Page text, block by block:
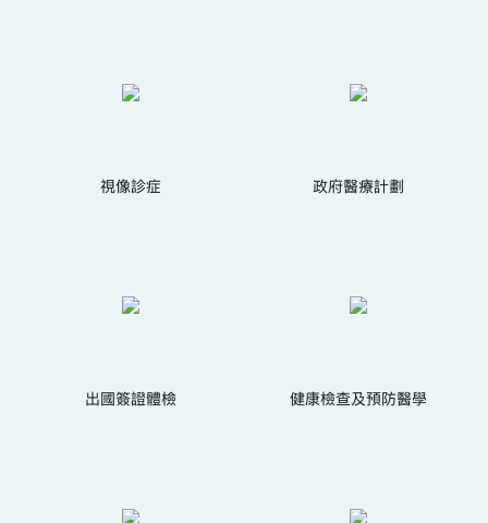
視像診症 政府醫療計劃
出國簽證體檢 健康檢查及預防醫學